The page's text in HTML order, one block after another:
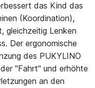
das Kind das
(Koordination),
gleichzeitig Lenken
Der ergonomische
des PUKYLINO
"Fahrt" und erhöhte
an den